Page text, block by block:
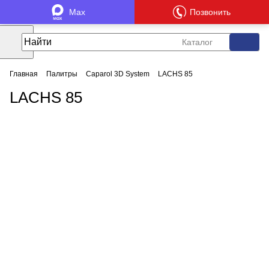
Каталог
Главная Палитры Caparol 3D System LACHS 85
LACHS 85
Max Позвонить